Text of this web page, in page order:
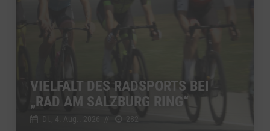
VIELFALT DES RADSPORTS BEI
„RAD AM SALZBURG RING“
Di., 4. Aug.. 2026 // 282